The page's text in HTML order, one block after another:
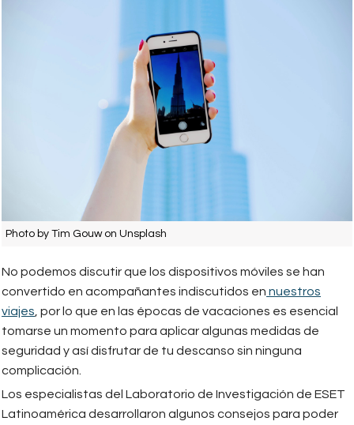
Photo by Tim Gouw on Unsplash
No podemos discutir que los dispositivos móviles se han
convertido en acompañantes indiscutidos en nuestros
viajes , por lo que en las épocas de vacaciones es esencial
tomarse un momento para aplicar algunas medidas de
seguridad y así disfrutar de tu descanso sin ninguna
complicación.
Los especialistas del Laboratorio de Investigación de ESET
Latinoamérica desarrollaron algunos consejos para poder